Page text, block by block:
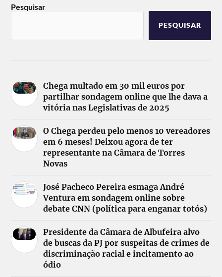
Pesquisar
PESQUISAR
Chega multado em 30 mil euros por
partilhar sondagem online que lhe dava a
vitória nas Legislativas de 2025
O Chega perdeu pelo menos 10 vereadores
em 6 meses! Deixou agora de ter
representante na Câmara de Torres
Novas
José Pacheco Pereira esmaga André
Ventura em sondagem online sobre
debate CNN (política para enganar totós)
Presidente da Câmara de Albufeira alvo
de buscas da PJ por suspeitas de crimes de
discriminação racial e incitamento ao
ódio